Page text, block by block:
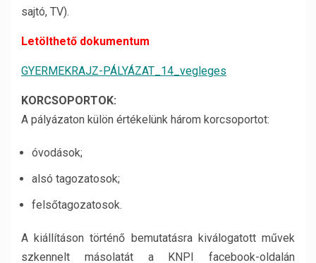
sajtó, TV).
Letölthető dokumentum
GYERMEKRAJZ-PÁLYÁZAT_14_vegleges
KORCSOPORTOK:
A pályázaton külön értékelünk három korcsoportot:
óvodások;
alsó tagozatosok;
felsőtagozatosok.
A kiállításon történő bemutatásra kiválogatott művek
szkennelt másolatát a KNPI facebook-oldalán